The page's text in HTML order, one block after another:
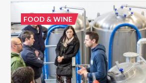
FOOD & WINE